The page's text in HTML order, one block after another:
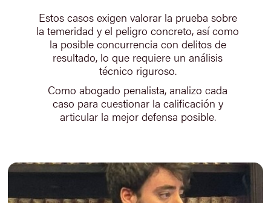
Estos casos exigen valorar la prueba sobre
la temeridad y el peligro concreto, así como
la posible concurrencia con delitos de
resultado, lo que requiere un análisis
técnico riguroso.
Como abogado penalista, analizo cada
caso para cuestionar la calificación y
articular la mejor defensa posible.